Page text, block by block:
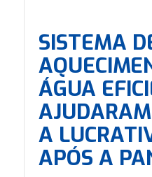
SISTEMA
ÁGUA
A
APÓS A